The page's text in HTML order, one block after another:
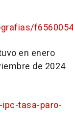
en enero
de 2024
tasa-paro-